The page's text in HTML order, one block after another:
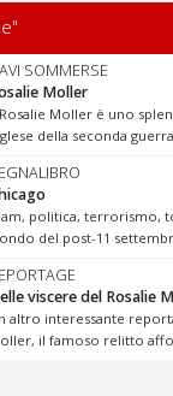
SOMMERSE
Moller
Moller è uno
della seconda
politica, terrorismo,
del post-11
viscere del Rosalie
altro interessante
il famoso relitto